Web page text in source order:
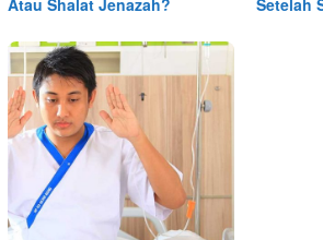
Atau Shalat Jenazah? Setelah